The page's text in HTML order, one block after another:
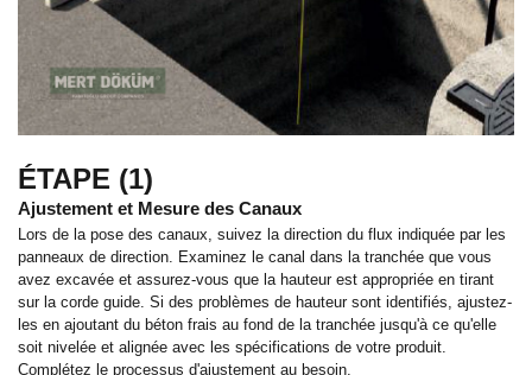
ÉTAPE (1)
Ajustement et Mesure des Canaux
Lors de la pose des canaux, suivez la direction du flux indiquée par les
panneaux de direction. Examinez le canal dans la tranchée que vous
avez excavée et assurez-vous que la hauteur est appropriée en tirant
sur la corde guide. Si des problèmes de hauteur sont identifiés, ajustez-
les en ajoutant du béton frais au fond de la tranchée jusqu'à ce qu'elle
soit nivelée et alignée avec les spécifications de votre produit.
Complétez le processus d'ajustement au besoin.